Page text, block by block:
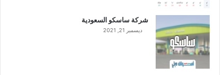
شركة ساسكو السعودية
ديسمبر 21, 2021